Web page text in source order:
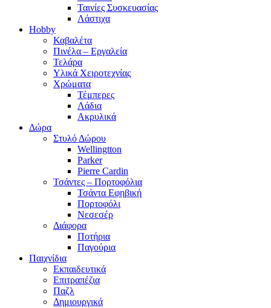
Ταινίες Συσκευασίας
Λάστιχα
Hobby
Καβαλέτα
Πινέλα – Εργαλεία
Τελάρα
Υλικά Χειροτεχνίας
Χρώματα
Τέμπερες
Λάδια
Ακρυλικά
Δώρα
Στυλό Δώρου
Wellingtton
Parker
Pierre Cardin
Τσάντες – Πορτοφόλια
Τσάντα Εφηβική
Πορτοφόλι
Νεσεσέρ
Διάφορα
Ποτήρια
Παγούρια
Παιχνίδια
Εκπαιδευτικά
Επιτραπέζια
Παζλ
Δημιουργικά